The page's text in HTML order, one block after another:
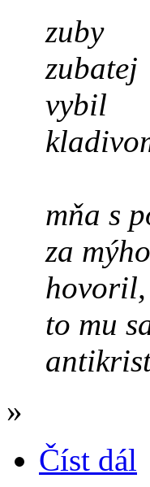
zuby
zubatej
vybil
mňas
za mýho
hovoril,
to mu
»
Číst dál